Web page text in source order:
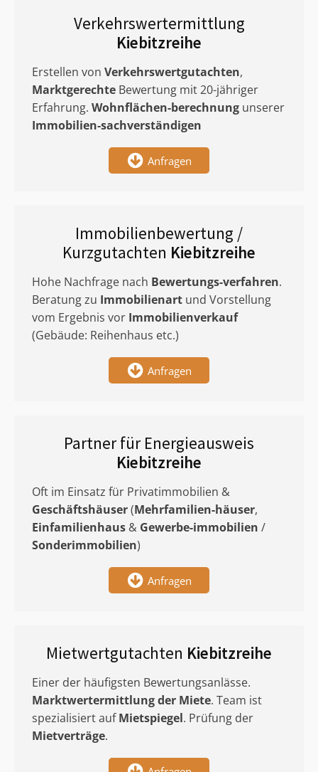
Verkehrswertermittlung
Kiebitzreihe
Erstellen von Verkehrswertgutachten,
Marktgerechte Bewertung mit 20-jähriger
Erfahrung. Wohnflächen-berechnung unserer
Immobilien-sachverständigen
Anfragen
Immobilienbewertung /
Kurzgutachten Kiebitzreihe
Hohe Nachfrage nach Bewertungs-verfahren.
Beratung zu Immobilienart und Vorstellung
vom Ergebnis vor Immobilienverkauf
(Gebäude: Reihenhaus etc.)
Anfragen
Partner für Energieausweis
Kiebitzreihe
Oft im Einsatz für Privatimmobilien &
Geschäftshäuser(Mehrfamilien-häuser,
Einfamilienhaus & Gewerbe-immobilien /
Sonderimmobilien)
Anfragen
Mietwertgutachten Kiebitzreihe
Einer der häufigsten Bewertungsanlässe.
Marktwertermittlungder Miete. Team ist
spezialisiert aufMietspiegel. Prüfung der
Mietverträge.